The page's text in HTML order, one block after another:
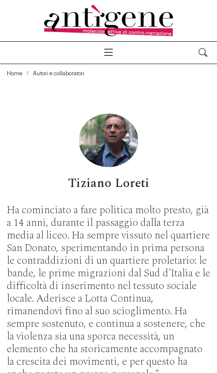
Home Autori e collaboratori
Tiziano Loreti
Ha cominciato a fare politica molto presto, già
a 14 anni, durante il passaggio dalla terza
media al liceo. Ha sempre vissuto nel quartiere
San Donato, sperimentando in prima persona
le contraddizioni di un quartiere proletario: le
bande, le prime migrazioni dal Sud d’Italia e le
difficoltà di inserimento nel tessuto sociale
locale. Aderisce a Lotta Continua,
rimanendovi fino al suo scioglimento. Ha
sempre sostenuto, e continua a sostenere, che
la violenza sia una sporca necessità, un
elemento che ha storicamente accompagnato
la crescita dei movimenti, e per questo ha